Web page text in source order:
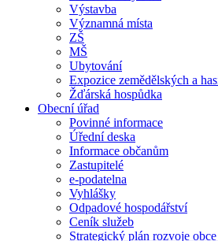
Výstavba
Významná místa
ZŠ
MŠ
Ubytování
Expozice zemědělských a
Žďárská hospůdka
Obecní úřad
Povinné informace
Úřední deska
Informace občanům
Zastupitelé
e-podatelna
Vyhlášky
Odpadové hospodářství
Ceník služeb
Strategický plán rozvoje